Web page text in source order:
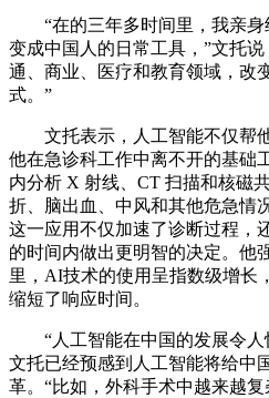
“在的三年多时间里，我亲身
变成中国人的日常工具，”文托
通、商业、医疗和教育领域，改
式。”
文托表示，人工智能不仅帮
他在急诊科工作中离不开的基础
内分析 X 射线、CT 扫描和核磁
折、脑出血、中风和其他危急情
这一应用不仅加速了诊断过程，
的时间内做出更明智的决定。他
里，AI技术的使用呈指数级增长
缩短了响应时间。
“人工智能在中国的发展令人
文托已经预感到人工智能将给中
革。“比如，外科手术中越来越